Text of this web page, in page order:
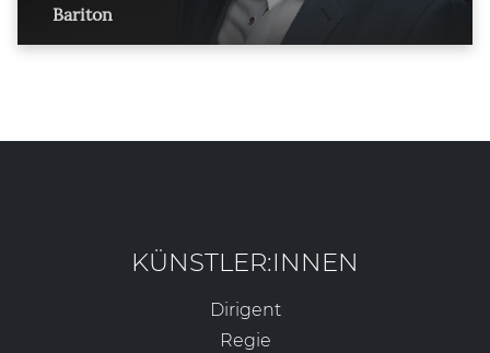
Bariton
KÜNSTLER:INNEN
Dirigent
Regie